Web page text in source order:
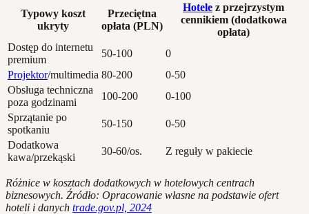
Typowy koszt
ukryty
Przeciętna
opłata (PLN)
Hotele z przejrzystym
cennikiem (dodatkowa
opłata)
Dostęp do internetu
premium
50-100
0
Projektor/multimedia 80-200
0-50
Obsługa techniczna
poza godzinami
100-200
0-100
Sprzątanie po
spotkaniu
50-150
0-50
Dodatkowa
kawa/przekąski
30-60/os. Z reguły w pakiecie
Różnice w kosztach dodatkowych w hotelowych centrach
biznesowych. Źródło: Opracowanie własne na podstawie ofert
hoteli i danych trade.gov.pl, 2024